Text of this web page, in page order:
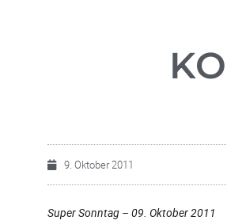
9. Oktober 2011
Super Sonntag – 09. Oktober 2011